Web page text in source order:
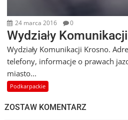
24 marca 2016 0
Wydziały
Wydziały Komunikacji Krosno.
telefony, informacje o prawach
miasto...
Podkarpackie
ZOSTAW KOMENTARZ